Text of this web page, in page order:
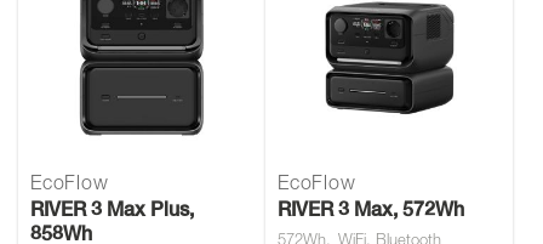
EcoFlow
RIVER 3 Max Plus,
858Wh
EcoFlow
RIVER 3 Max, 572Wh
572Wh WiFi, Bluetooth